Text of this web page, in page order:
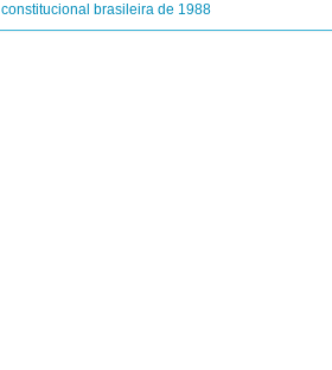
constitucional brasileira de 1988